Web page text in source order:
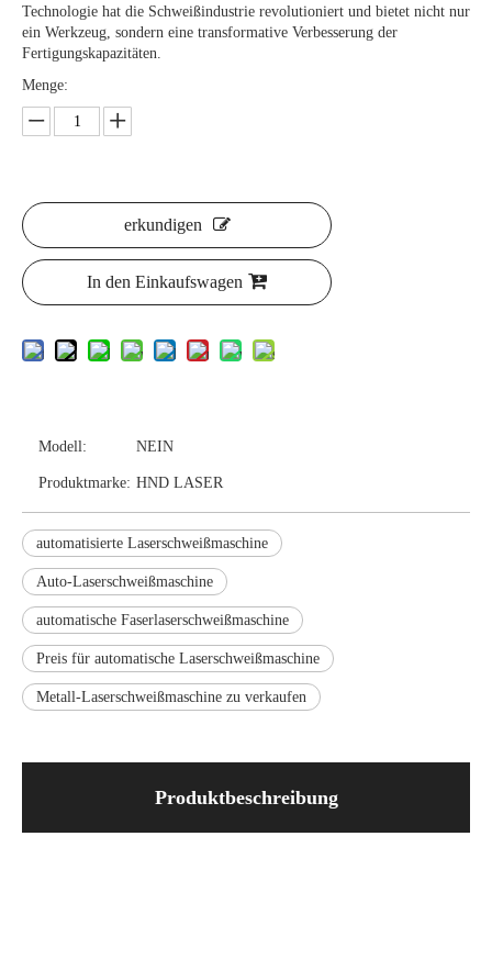
Technologie hat die Schweißindustrie revolutioniert und bietet nicht nur
ein Werkzeug, sondern eine transformative Verbesserung der
Fertigungskapazitäten.
Menge:
erkundigen
In den Einkaufswagen
Modell: NEIN
Produktmarke: HND LASER
automatisierte Laserschweißmaschine
Auto-Laserschweißmaschine
automatische Faserlaserschweißmaschine
Preis für automatische Laserschweißmaschine
Metall-Laserschweißmaschine zu verkaufen
Produktbeschreibung